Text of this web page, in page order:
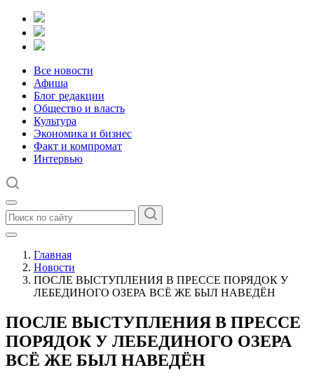
Все новости
Афиша
Блог редакции
Общество и власть
Культура
Экономика и бизнес
Факт и компромат
Интервью
Главная
Новости
ПОСЛЕ ВЫСТУПЛЕНИЯ В ПРЕССЕ ПОРЯДОК У
ЛЕБЕДИНОГО ОЗЕРА ВСЁ ЖЕ БЫЛ НАВЕДЁН
ПОСЛЕ ВЫСТУПЛЕНИЯ В ПРЕССЕ
ПОРЯДОК У ЛЕБЕДИНОГО ОЗЕРА
ВСЁ ЖЕ БЫЛ НАВЕДЁН